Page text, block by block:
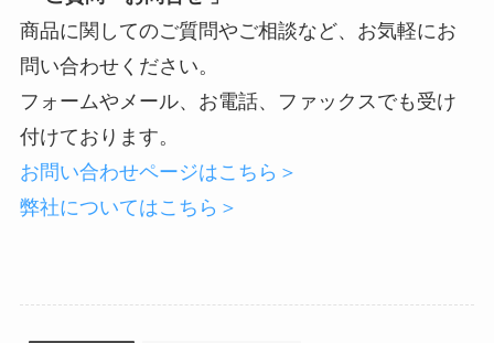
商品に関してのご質問やご相談など、お気軽にお
問い合わせください。
フォームやメール、お電話、ファックスでも受け
付けております。
お問い合わせページはこちら＞
弊社についてはこちら＞